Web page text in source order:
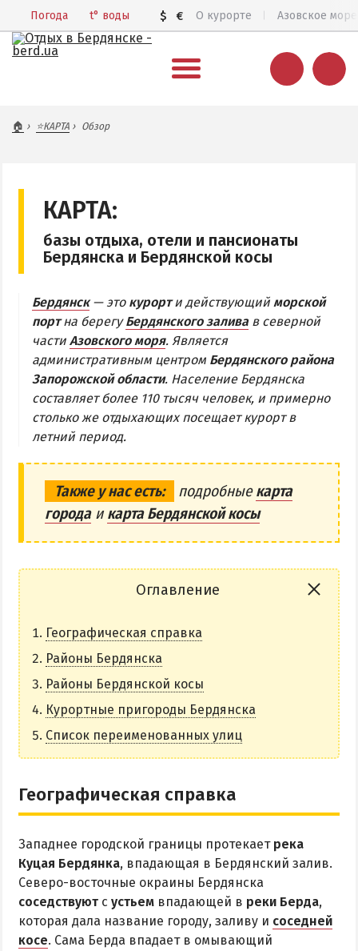
Погода t° воды $ € О курорте Азовское море
Цены 2026
Веб-камеры
КАРТА БЕРДЯНСКА
Городская часть
Бердянская коса
БЕРДЯНСКАЯ КОСА
Ближняя коса
Средняя коса
Дальняя коса
КОЛОНИЯ
КУРОРТ
ЛИСКИ
МАКОРТЫ
НАГОРНАЯ ЧАСТЬ
ПЕСКИ
ЦЕНТР
АЗОВСКОЕ (ЛУНАЧАРСКОЕ)
НОВОПЕТРОВКА
ЛЕЧЕНИЕ И БАЛЬНЕОТЕРАПИЯ
Грязи, лиманы и соленые озера
🏠 ⭐КАРТА Обзор
КАРТА:
базы отдыха, отели и пансионаты
Бердянска и Бердянской косы
Бердянск— это курорти действующий морской
портна берегуБердянского залива в северной
части Азовского моря. Является
административным центром Бердянского района
Запорожской области. Население Бердянска
составляет более 110 тысяч человек, и примерно
столько же отдыхающих посещает курорт в
летний период.
Также у нас есть: подробныекарта
городаикарта Бердянской косы
Оглавление
Географическая справка
Районы Бердянска
Районы Бердянской косы
Курортные пригороды Бердянска
Список переименованных улиц
Географическая справка
Западнее городской границы протекает река
Куцая Бердянка, впадающая в Бердянский залив.
Северо-восточные окраины Бердянска
соседствуют с устьем впадающей в реки Берда,
которая дала название городу, заливу и соседней
косе. Сама Берда впадает в омывающий